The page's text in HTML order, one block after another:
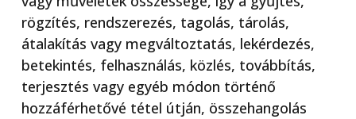
rögzítés, rendszerezés, tagolás, tárolás,
átalakítás vagy megváltoztatás, lekérdezés,
betekintés, felhasználás, közlés, továbbítás,
terjesztés vagy egyéb módon történő
hozzáférhetővé tétel útján, összehangolás